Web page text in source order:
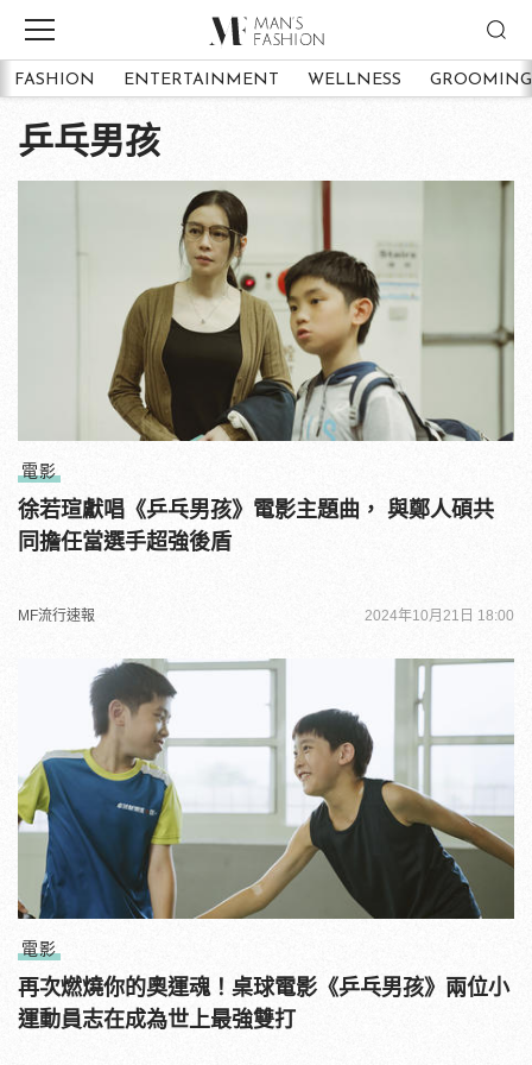
FASHION ENTERTAINMENT WELLNESS GROOMING
乒乓男孩
電影
徐若瑄獻唱《乒乓男孩》電影主題曲， 與鄭人碩共
同擔任當選手超強後盾
MF流行速報 2024年10月21日 18:00
電影
再次燃燒你的奧運魂！桌球電影《乒乓男孩》兩位小
運動員志在成為世上最強雙打